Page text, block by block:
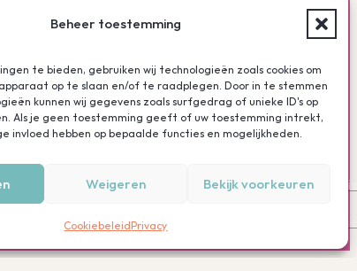
Beheer toestemming
te bieden, gebruiken wij technologieën zoals cookies om
op te slaan en/of te raadplegen. Door in te stemmen
kunnen wij gegevens zoals surfgedrag of unieke ID's op
Als je geen toestemming geeft of uw toestemming intrekt,
invloed hebben op bepaalde functies en mogelijkheden.
Weigeren Bekijk voorkeuren
CookiebeleidPrivacy
Cookies
Een